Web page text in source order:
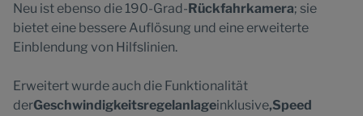
Neu ist ebenso die 190-Grad-Rückfahrkamera; sie
bietet eine bessere Auflösung und eine erweiterte
Einblendung von Hilfslinien.
Erweitert wurde auch die Funktionalität
derGeschwindigkeitsregelanlageinklusive‚Speed